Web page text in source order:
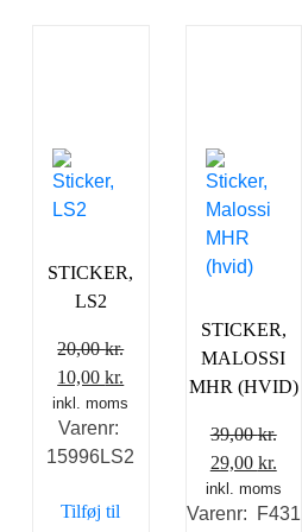
STICKER,
LS2
20,00kr.
Den
oprindelige
pris
var:
10,00kr.
aktuelle
er:
inkl. moms
Varenr:
15996LS2
Tilføj til
STICKER,
MALOSSI
MHR (HVID)
39,00kr.
Den
pris
29,00 kr.
inkl. moms
Varenr: F431